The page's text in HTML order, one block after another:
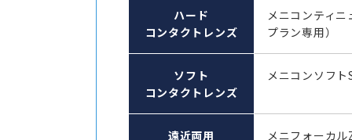
ハード
コンタクトレンズ
メニコンティニ
プラン専用）
ソフト
コンタクトレンズ
メニコンソフト
遠近両用
メニフォーカル